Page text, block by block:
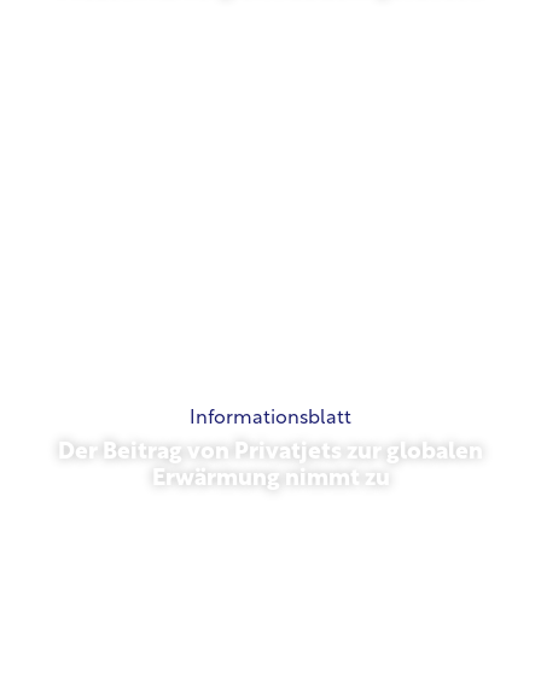
Informationsblatt
Der Beitrag von Privatjets zur globalen
Erwärmung nimmt zu